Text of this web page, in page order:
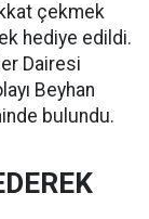
çekmek
hediye edildi.
Dairesi
Beyhan
bulundu.